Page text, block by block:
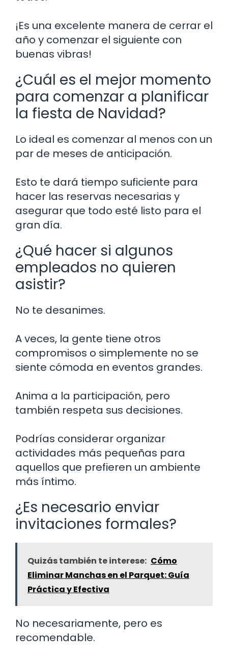
¡Es una excelente manera de cerrar el
año y comenzar el siguiente con
buenas vibras!
¿Cuál es el mejor momento
para comenzar a planificar
la fiesta de Navidad?
Lo ideal es comenzar al menos con un
par de meses de anticipación.
Esto te dará tiempo suficiente para
hacer las reservas necesarias y
asegurar que todo esté listo para el
gran día.
¿Qué hacer si algunos
empleados no quieren
asistir?
No te desanimes.
A veces, la gente tiene otros
compromisos o simplemente no se
siente cómoda en eventos grandes.
Anima a la participación, pero
también respeta sus decisiones.
Podrías considerar organizar
actividades más pequeñas para
aquellos que prefieren un ambiente
más íntimo.
¿Es necesario enviar
invitaciones formales?
Quizás también te interese: Cómo
Eliminar Manchas en el Parquet: Guía
Práctica y Efectiva
No necesariamente, pero es
recomendable.